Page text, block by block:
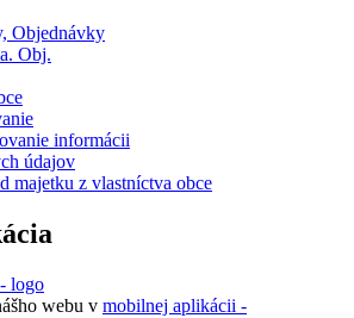
Objednávky
Obj.
informácii
údajov
majetku z vlastníctva obce
webu v mobilnej aplikácii -